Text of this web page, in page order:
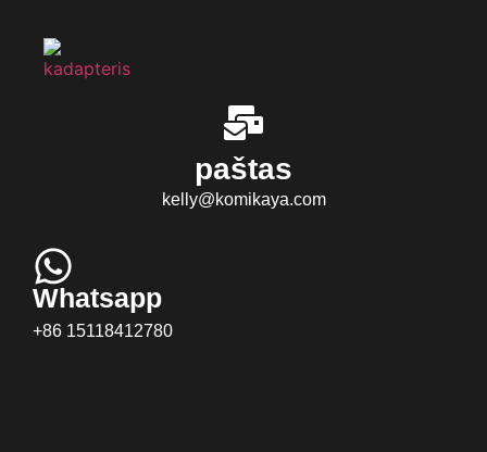
paštas
kelly@komikaya.com
Whatsapp
+86 15118412780